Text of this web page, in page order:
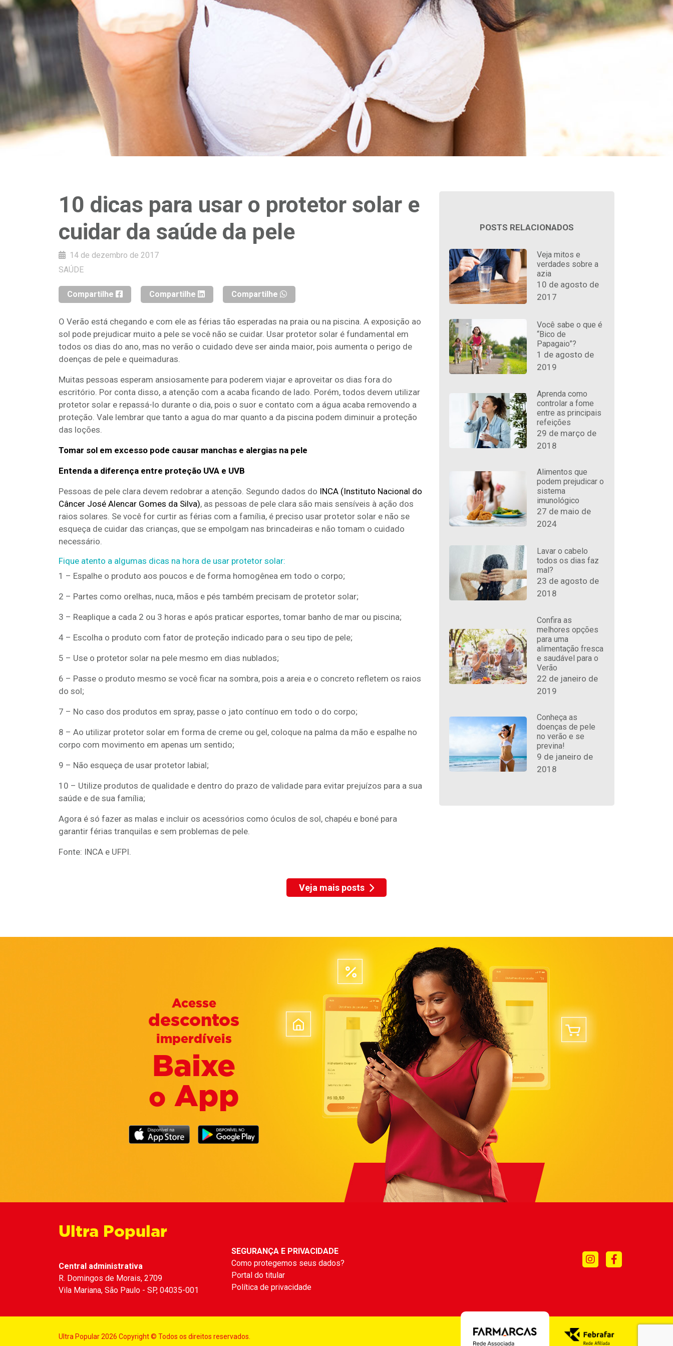
10 dicas para usar o protetor solar e
cuidar da saúde da pele
14 de dezembro de 2017
SAÚDE
Compartilhe Compartilhe Compartilhe
O Verão está chegando e com ele as férias tão esperadas na praia ou na piscina. A exposição ao
sol pode prejudicar muito a pele se você não se cuidar. Usar protetor solar é fundamental em
todos os dias do ano, mas no verão o cuidado deve ser ainda maior, pois aumenta o perigo de
doenças de pele e queimaduras.
Muitas pessoas esperam ansiosamente para poderem viajar e aproveitar os dias fora do
escritório. Por conta disso, a atenção com a acaba ficando de lado. Porém, todos devem utilizar
protetor solar e repassá-lo durante o dia, pois o suor e contato com a água acaba removendo a
proteção. Vale lembrar que tanto a agua do mar quanto a da piscina podem diminuir a proteção
das loções.
Tomar sol em excesso pode causar manchas e alergias na pele
Entenda a diferença entre proteção UVA e UVB
Pessoas de pele clara devem redobrar a atenção. Segundo dados do INCA (Instituto Nacional do
Câncer José Alencar Gomes da Silva), as pessoas de pele clara são mais sensíveis à ação dos
raios solares. Se você for curtir as férias com a família, é preciso usar protetor solar e não se
esqueça de cuidar das crianças, que se empolgam nas brincadeiras e não tomam o cuidado
necessário.
Fique atento a algumas dicas na hora de usar protetor solar:
1 – Espalhe o produto aos poucos e de forma homogênea em todo o corpo;
2 – Partes como orelhas, nuca, mãos e pés também precisam de protetor solar;
3 – Reaplique a cada 2 ou 3 horas e após praticar esportes, tomar banho de mar ou piscina;
4 – Escolha o produto com fator de proteção indicado para o seu tipo de pele;
5 – Use o protetor solar na pele mesmo em dias nublados;
6 – Passe o produto mesmo se você ficar na sombra, pois a areia e o concreto refletem os raios
do sol;
7 – No caso dos produtos em spray, passe o jato contínuo em todo o do corpo;
8 – Ao utilizar protetor solar em forma de creme ou gel, coloque na palma da mão e espalhe no
corpo com movimento em apenas um sentido;
9 – Não esqueça de usar protetor labial;
10 – Utilize produtos de qualidade e dentro do prazo de validade para evitar prejuízos para a sua
saúde e de sua família;
Agora é só fazer as malas e incluir os acessórios como óculos de sol, chapéu e boné para
garantir férias tranquilas e sem problemas de pele.
Fonte: INCA e UFPI.
POSTS RELACIONADOS
Veja mitos e
verdades sobre a
azia
10 de agosto de
2017
Você sabe o que é
“Bico de
Papagaio”?
1 de agosto de
2019
Aprenda como
controlar a fome
entre as principais
refeições
29 de março de
2018
Alimentos que
podem prejudicar o
sistema
imunológico
27 de maio de
2024
Lavar o cabelo
todos os dias faz
mal?
23 de agosto de
2018
Confira as
melhores opções
para uma
alimentação fresca
e saudável para o
Verão
22 de janeiro de
2019
Conheça as
doenças de pele
no verão e se
previna!
9 de janeiro de
2018
Veja mais posts
Acesse
descontos
imperdíveis
Baixe
o App
Ultra Popular
Central administrativa
R. Domingos de Morais, 2709
Vila Mariana, São Paulo - SP, 04035-001
SEGURANÇA E PRIVACIDADE
Como protegemos seus dados?
Portal do titular
Política de privacidade
Ultra Popular 2026 Copyright © Todos os direitos reservados.